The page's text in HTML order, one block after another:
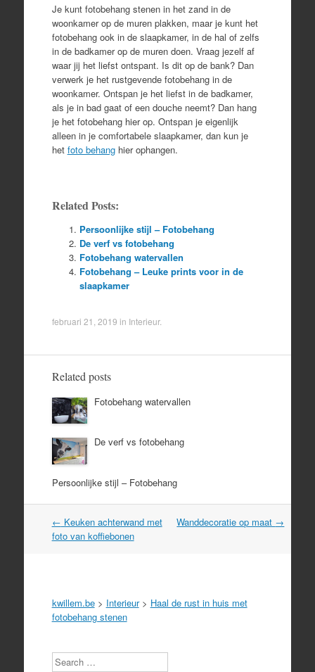
Je kunt fotobehang stenen in het zand in de
woonkamer op de muren plakken, maar je kunt het
fotobehang ook in de slaapkamer, in de hal of zelfs
in de badkamer op de muren doen. Vraag jezelf af
waar jij het liefst ontspant. Is dit op de bank? Dan
verwerk je het rustgevende fotobehang in de
woonkamer. Ontspan je het liefst in de badkamer,
als je in bad gaat of een douche neemt? Dan hang
je het fotobehang hier op. Ontspan je eigenlijk
alleen in je comfortabele slaapkamer, dan kun je
het foto behanghier ophangen.
Related Posts:
Persoonlijke stijl – Fotobehang
De verf vs fotobehang
Fotobehang watervallen
Fotobehang – Leuke prints voor in de
slaapkamer
februari 21, 2019 in Interieur.
Related posts
Fotobehang watervallen
De verf vs fotobehang
Persoonlijke stijl – Fotobehang
Post
navigation
← Keuken achterwand met
foto van koffiebonen
Wanddecoratie op maat →
kwillem.be> Interieur> Haal de rust in huis met
fotobehang stenen
Search